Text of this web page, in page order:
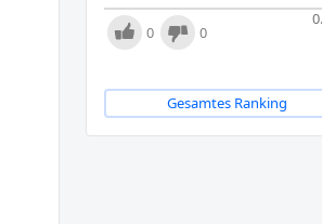
0 0
Gesamtes Ranking